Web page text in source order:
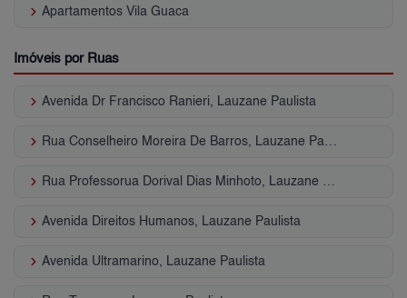
keyboard_arrow_right Apartamentos Vila Guaca
Imóveis por Ruas
keyboard_arrow_right Avenida Dr Francisco Ranieri, Lauzane Paulista
keyboard_arrow_right
keyboard_arrow_right
keyboard_arrow_right Avenida Direitos Humanos, Lauzane Paulista
keyboard_arrow_right Avenida Ultramarino, Lauzane Paulista